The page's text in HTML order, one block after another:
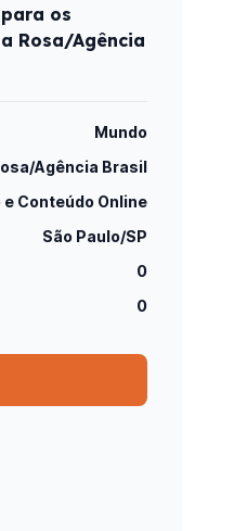
os
Rosa/Agência
Mundo
Agência Brasil
Conteúdo Online
São Paulo/SP
0
0